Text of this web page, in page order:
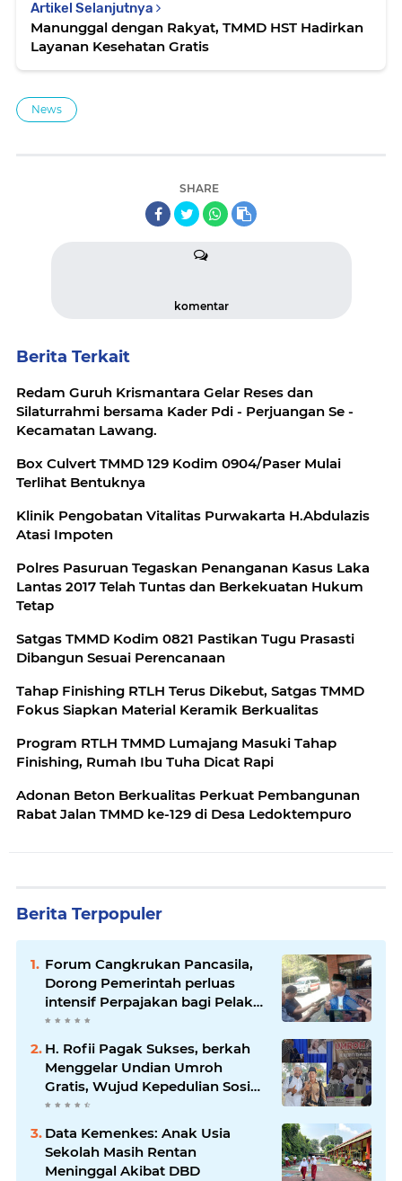
Artikel Selanjutnya
Manunggal dengan Rakyat, TMMD HST Hadirkan
Layanan Kesehatan Gratis
News
SHARE
komentar
Berita Terkait
Redam Guruh Krismantara Gelar Reses dan
Silaturrahmi bersama Kader Pdi - Perjuangan Se -
Kecamatan Lawang.
Box Culvert TMMD 129 Kodim 0904/Paser Mulai
Terlihat Bentuknya
Klinik Pengobatan Vitalitas Purwakarta H.Abdulazis
Atasi Impoten
Polres Pasuruan Tegaskan Penanganan Kasus Laka
Lantas 2017 Telah Tuntas dan Berkekuatan Hukum
Tetap
Satgas TMMD Kodim 0821 Pastikan Tugu Prasasti
Dibangun Sesuai Perencanaan
Tahap Finishing RTLH Terus Dikebut, Satgas TMMD
Fokus Siapkan Material Keramik Berkualitas
Program RTLH TMMD Lumajang Masuki Tahap
Finishing, Rumah Ibu Tuha Dicat Rapi
Adonan Beton Berkualitas Perkuat Pembangunan
Rabat Jalan TMMD ke-129 di Desa Ledoktempuro
Berita Terpopuler
Forum Cangkrukan Pancasila,
Dorong Pemerintah perluas
intensif Perpajakan bagi Pelaku
Usaha UMKM.
H. Rofii Pagak Sukses, berkah
Menggelar Undian Umroh
Gratis, Wujud Kepedulian Sosial
berbagi.
Data Kemenkes: Anak Usia
Sekolah Masih Rentan
Meninggal Akibat DBD